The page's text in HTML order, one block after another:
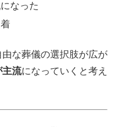
なった
な葬儀の選択肢が広が
主流になっていくと考え